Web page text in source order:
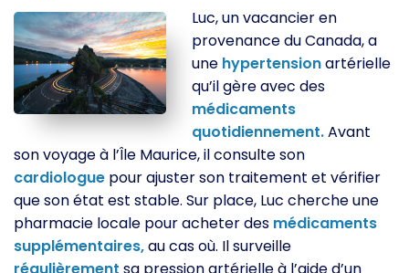
Luc, un vacancier en
provenance du Canada, a
une hypertensionartérielle
qu’il gère avec des
médicaments
quotidiennement.Avant
son voyage à l’Île Maurice, il consulte son
cardiologue pour ajuster son traitement et vérifier
que son état est stable. Sur place, Luc cherche une
pharmacie locale pour acheter des médicaments
supplémentaires,au cas où. Il surveille